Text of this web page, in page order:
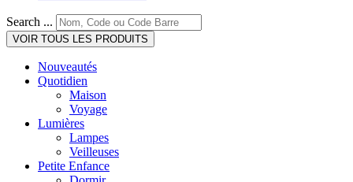
Search ...
VOIR TOUS LES PRODUITS
Nouveautés
Quotidien
Maison
Voyage
Lumières
Lampes
Veilleuses
Petite Enfance